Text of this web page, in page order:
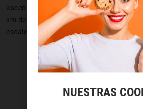
ascensor que llegue a la Estación
km de altura. Lo que llega a hacer el
escaleras.
NUESTRAS